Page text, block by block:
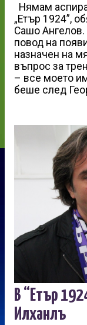
Нямам
„Етър 1924”,
Сашо Ангелов.
повод на
назначен на
въпрос за
– все моето
беше след
В “Етър
Илханлъ